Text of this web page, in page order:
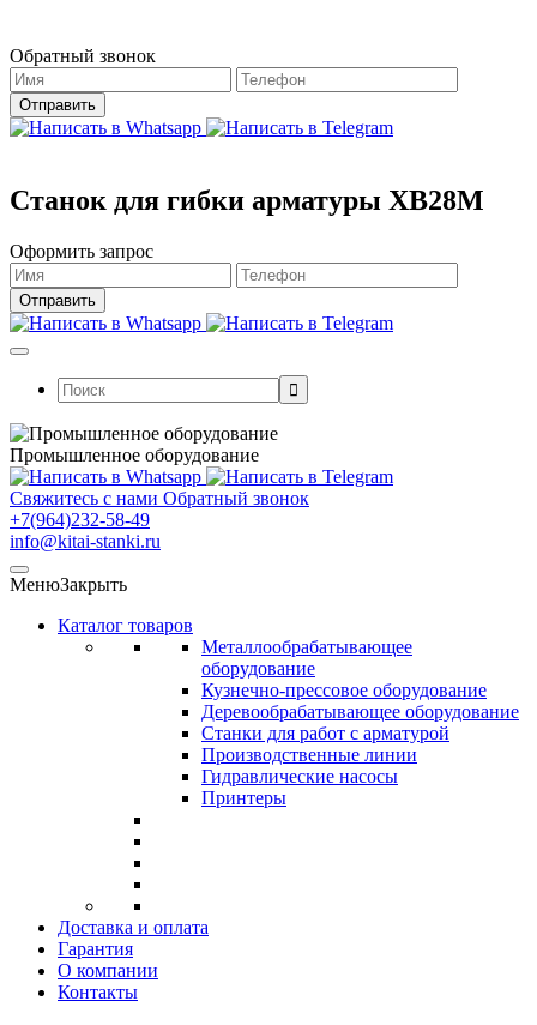
Обратный звонок
Станок для гибки арматуры XB28M
Оформить запрос
Поиск:
Промышленное оборудование
Свяжитесь с нами Обратный звонок
+7(964)232-58-49
info@kitai-stanki.ru
МенюЗакрыть
Каталог товаров
Металлообрабатывающее
оборудование
Кузнечно-прессовое оборудование
Деревообрабатывающее оборудование
Станки для работ с арматурой
Производственные линии
Гидравлические насосы
Принтеры
Доставка и оплата
Гарантия
О компании
Контакты